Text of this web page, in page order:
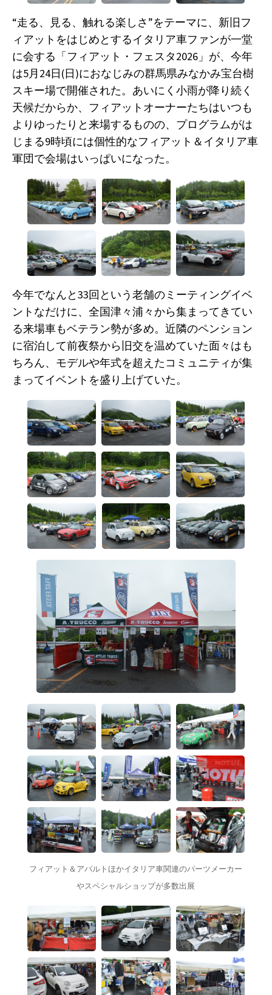
“走る、見る、触れる楽しさ”をテーマに、新旧フ
ィアットをはじめとするイタリア車ファンが一堂
に会する「フィアット・フェスタ2026」が、今年
は5月24日(日)におなじみの群馬県みなかみ宝台樹
スキー場で開催された。あいにく小雨が降り続く
天候だからか、フィアットオーナーたちはいつも
よりゆったりと来場するものの、プログラムがは
じまる9時頃には個性的なフィアット＆イタリア車
軍団で会場はいっぱいになった。
今年でなんと33回という老舗のミーティングイベ
ントなだけに、全国津々浦々から集まってきてい
る来場車もベテラン勢が多め。近隣のペンション
に宿泊して前夜祭から旧交を温めていた面々はも
ちろん、モデルや年式を超えたコミュニティが集
まってイベントを盛り上げていた。
フィアット＆アバルトほかイタリア車関連のパーツメーカー
やスペシャルショップが多数出展